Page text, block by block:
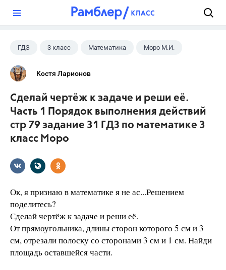
ГДЗ 3 класс Математика Моро М.И.
Костя Ларионов
Сделай чертёж к задаче и реши её.
Часть 1 Порядок выполнения действий
стр 79 задание 31 ГДЗ по математике 3
класс Моро
Ок, я признаю в математике я не ас...Решением
поделитесь?
Сделай чертёж к задаче и реши её.
От прямоугольника, длины сторон которого 5 см и 3
см, отрезали полоску со сторонами 3 см и 1 см. Найди
площадь оставшейся части.